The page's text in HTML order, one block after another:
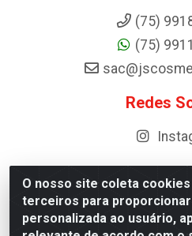
O nosso site coleta
terceiros para
personalizada ao usuário,
(75)
(75)
Redes
Distribuidora de Cosméticos
km 87 - Industrial, Ipirá -